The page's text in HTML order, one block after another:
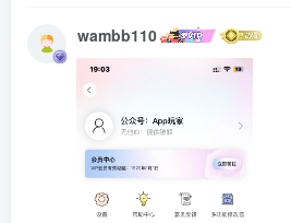
wambb110